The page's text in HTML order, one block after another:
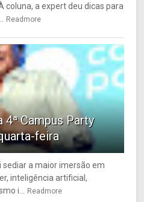
coluna, a expert deu dicas para
Readmore
Campus Party
feira
sediar a maior imersão em
inteligência artificial,
i... Readmore